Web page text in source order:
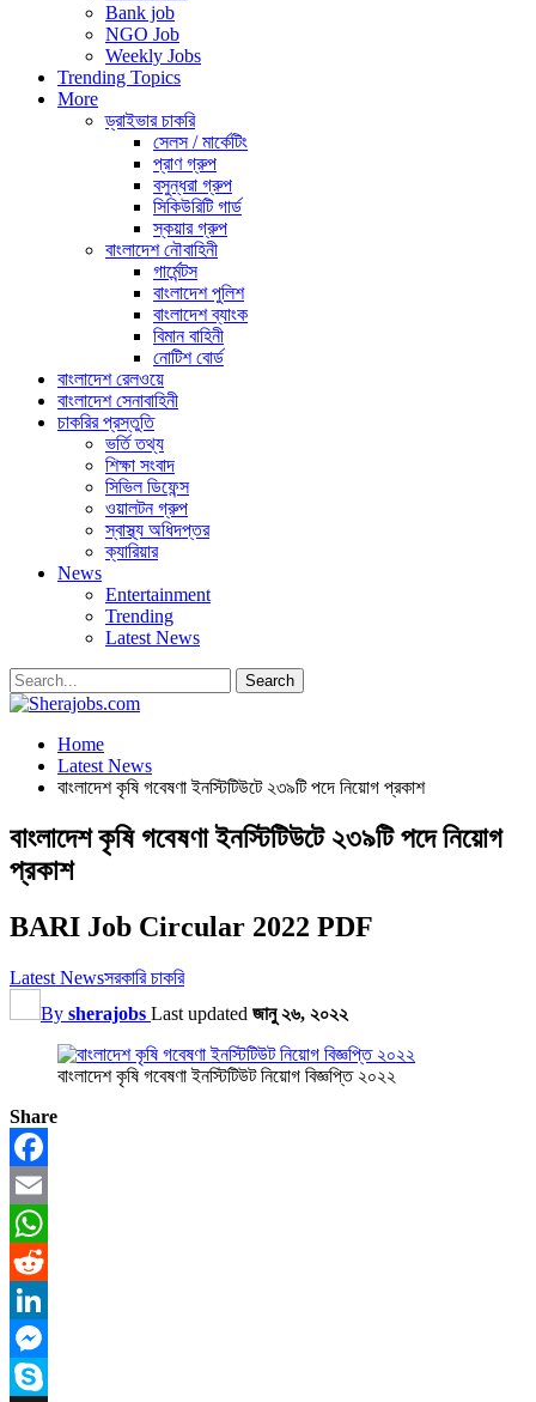
Bank job
NGO Job
Weekly Jobs
Trending Topics
More
ড্রাইভার চাকরি
সেলস / মার্কেটিং
প্রাণ গ্রুপ
বসুন্ধরা গ্রুপ
সিকিউরিটি গার্ড
স্কয়ার গ্রুপ
বাংলাদেশ নৌবাহিনী
গার্মেন্টস
বাংলাদেশ পুলিশ
বাংলাদেশ ব্যাংক
বিমান বাহিনী
নোটিশ বোর্ড
বাংলাদেশ রেলওয়ে
বাংলাদেশ সেনাবাহিনী
চাকরির প্রস্তুতি
ভর্তি তথ্য
শিক্ষা সংবাদ
সিভিল ডিফেন্স
ওয়ালটন গ্রুপ
স্বাস্থ্য অধিদপ্তর
ক্যারিয়ার
News
Entertainment
Trending
Latest News
Home
Latest News
বাংলাদেশ কৃষি গবেষণা ইনস্টিটিউটে ২৩৯টি পদে নিয়োগ প্রকাশ
বাংলাদেশ কৃষি গবেষণা ইনস্টিটিউটে ২৩৯টি পদে নিয়োগ
প্রকাশ
BARI Job Circular 2022 PDF
Latest Newsসরকারি চাকরি
By sherajobs Last updated জানু ২৬, ২০২২
বাংলাদেশ কৃষি গবেষণা ইনস্টিটিউট নিয়োগ বিজ্ঞপ্তি ২০২২
Share
Facebook
Email
WhatsApp
Reddit
LinkedIn
Messenger